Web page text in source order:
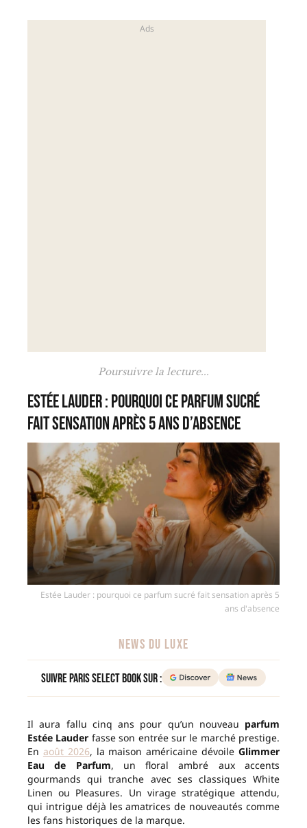
Poursuivre la lecture...
Estée Lauder : pourquoi ce parfum sucré
fait sensation après 5 ans d’absence
Estée Lauder : pourquoi ce parfum sucré fait sensation après 5
ans d'absence
NEWS DU LUXE
Suivre Paris Select Book sur :
Il aura fallu cinq ans pour qu’un nouveau parfum
Estée Lauder fasse son entrée sur le marché prestige.
En août 2026, la maison américaine dévoileGlimmer
Eau de Parfum, un floral ambré aux accents
gourmands qui tranche avec ses classiques White
Linen ou Pleasures. Un virage stratégique attendu,
qui intrigue déjà les amatrices de nouveautés comme
les fans historiques de la marque.